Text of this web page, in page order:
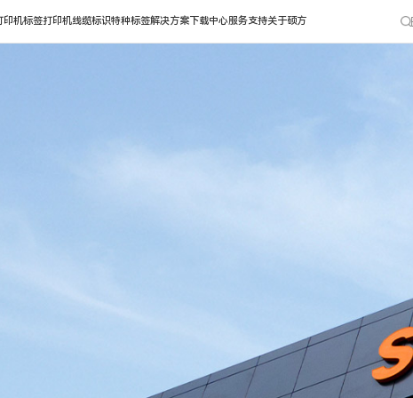
印机标签打印机线缆标识特种标签解决方案下载中心服务支持关于硕方